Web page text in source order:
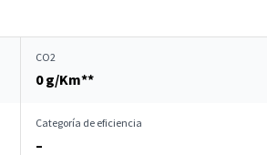
CO2
0 g/Km**
Categoría de eficiencia
–